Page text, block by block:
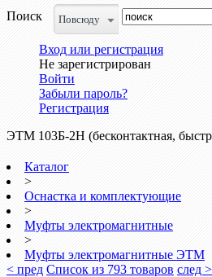
Поиск
Повсюду
Вход или регистрация
Не зарегистрирован
Войти
Забыли пароль?
Регистрация
ЭТМ 103Б-2Н (бесконтактная,
Каталог
>
Оснастка и комплектующие
>
Муфты электромагнитные
>
Муфты электромагнитные ЭТМ
< пред Список из 793 товаров след >